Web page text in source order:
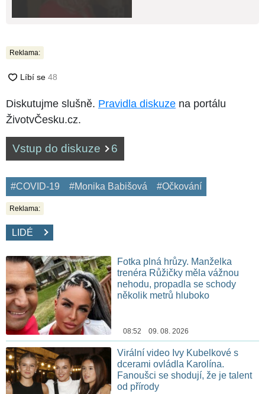
Reklama:
Diskutujme slušně. Pravidla diskuze na portálu
ŽivotvČesku.cz.
Vstup do diskuze 6
#COVID-19 #Monika Babišová #Očkování
Reklama:
LIDÉ
Fotka plná hrůzy. Manželka
trenéra Růžičky měla vážnou
nehodu, propadla se schody
několik metrů hluboko
08:52 09. 08. 2026
Virální video Ivy Kubelkové s
dcerami ovládla Karolína.
Fanoušci se shodují, že je talent
od přírody